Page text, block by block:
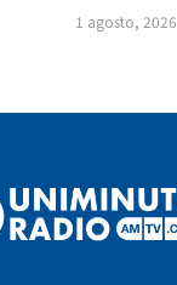
1 agosto, 2026